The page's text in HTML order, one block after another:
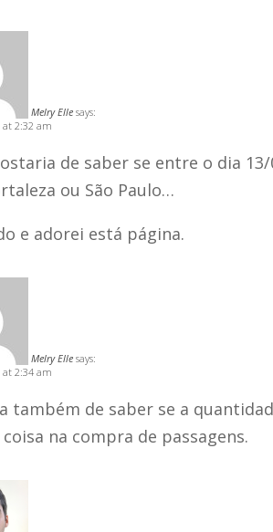
Melry Elle says:
at 2:32 am
de saber se entre o dia
ou São Paulo…
e adorei está página.
Melry Elle says:
at 2:34 am
também de saber se a
na compra de passagens.